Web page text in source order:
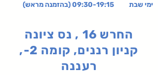
ימי שבת 09:30-19:15 (בהזמנה מראש)
החרש 16 , נס ציונה
קניון רננים, קומה 2-,
רעננה